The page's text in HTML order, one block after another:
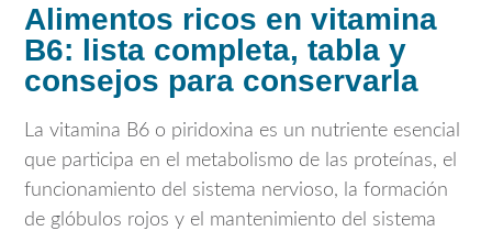
Alimentos ricos en vitamina
B6: lista completa, tabla y
consejos para conservarla
La vitamina B6 o piridoxina es un nutriente esencial
que participa en el metabolismo de las proteínas, el
funcionamiento del sistema nervioso, la formación
de glóbulos rojos y el mantenimiento del sistema